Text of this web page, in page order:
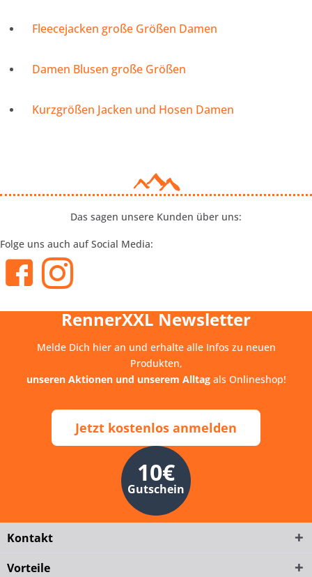
Fleecejacken große Größen Damen
Damen Blusen große Größen
Kurzgrößen Jacken und Hosen Damen
Das sagen unsere Kunden über uns:
Folge uns auch auf Social Media:
RennerXXL Newsletter
Melde Dich hier an und erhalte alle Infos zu neuen
Produkten,
unseren Aktionen und unserem Alltagals Onlineshop!
Jetzt kostenlos anmelden
10€
Gutschein
Kontakt
Vorteile